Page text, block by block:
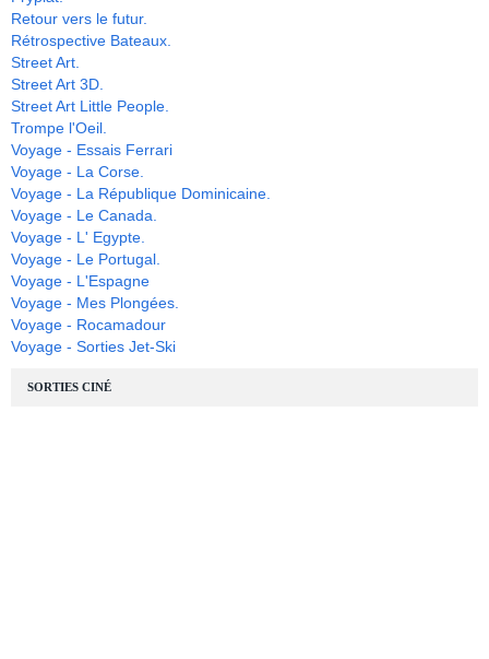
Retour vers le futur.
Rétrospective Bateaux.
Street Art.
Street Art 3D.
Street Art Little People.
Trompe l'Oeil.
Voyage - Essais Ferrari
Voyage - La Corse.
Voyage - La République Dominicaine.
Voyage - Le Canada.
Voyage - L' Egypte.
Voyage - Le Portugal.
Voyage - L'Espagne
Voyage - Mes Plongées.
Voyage - Rocamadour
Voyage - Sorties Jet-Ski
SORTIES CINÉ